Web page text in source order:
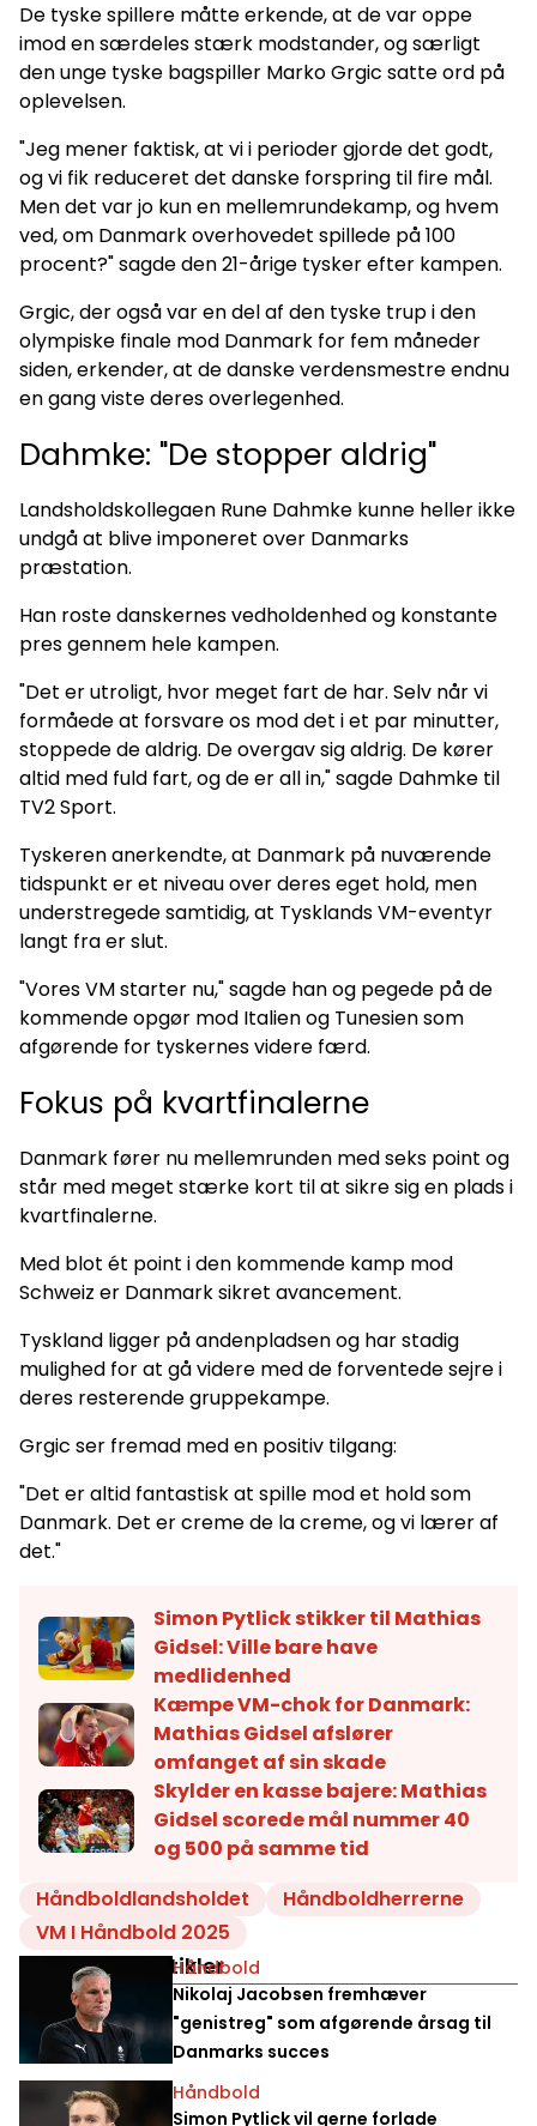
De tyske spillere måtte erkende, at de var oppe
imod en særdeles stærk modstander, og særligt
den unge tyske bagspiller Marko Grgic satte ord på
oplevelsen.
"Jeg mener faktisk, at vi i perioder gjorde det godt,
og vi fik reduceret det danske forspring til fire mål.
Men det var jo kun en mellemrundekamp, og hvem
ved, om Danmark overhovedet spillede på 100
procent?" sagde den 21-årige tysker efter kampen.
Grgic, der også var en del af den tyske trup i den
olympiske finale mod Danmark for fem måneder
siden, erkender, at de danske verdensmestre endnu
en gang viste deres overlegenhed.
Dahmke: "De stopper aldrig"
Landsholdskollegaen Rune Dahmke kunne heller ikke
undgå at blive imponeret over Danmarks
præstation.
Han roste danskernes vedholdenhed og konstante
pres gennem hele kampen.
"Det er utroligt, hvor meget fart de har. Selv når vi
formåede at forsvare os mod det i et par minutter,
stoppede de aldrig. De overgav sig aldrig. De kører
altid med fuld fart, og de er all in," sagde Dahmke til
TV2 Sport.
Tyskeren anerkendte, at Danmark på nuværende
tidspunkt er et niveau over deres eget hold, men
understregede samtidig, at Tysklands VM-eventyr
langt fra er slut.
"Vores VM starter nu," sagde han og pegede på de
kommende opgør mod Italien og Tunesien som
afgørende for tyskernes videre færd.
Fokus på kvartfinalerne
Danmark fører nu mellemrunden med seks point og
står med meget stærke kort til at sikre sig en plads i
kvartfinalerne.
Med blot ét point i den kommende kamp mod
Schweiz er Danmark sikret avancement.
Tyskland ligger på andenpladsen og har stadig
mulighed for at gå videre med de forventede sejre i
deres resterende gruppekampe.
Grgic ser fremad med en positiv tilgang:
"Det er altid fantastisk at spille mod et hold som
Danmark. Det er creme de la creme, og vi lærer af
det."
Simon Pytlick stikker til Mathias
Gidsel: Ville bare have
medlidenhed
Kæmpe VM-chok for Danmark:
Mathias Gidsel afslører
omfanget af sin skade
Skylder en kasse bajere: Mathias
Gidsel scorede mål nummer 40
og 500 på samme tid
Håndboldlandsholdet
Håndboldherrerne
VM I Håndbold 2025
Relaterede artikler
Håndbold
Nikolaj Jacobsen fremhæver
"genistreg" som afgørende årsag til
Danmarks succes
Håndbold
Simon Pytlick vil gerne forlade